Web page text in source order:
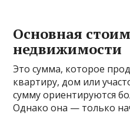
Основная
недвижимости
Это сумма, которое
квартиру, дом или
сумму ориентируются
Однако она — только